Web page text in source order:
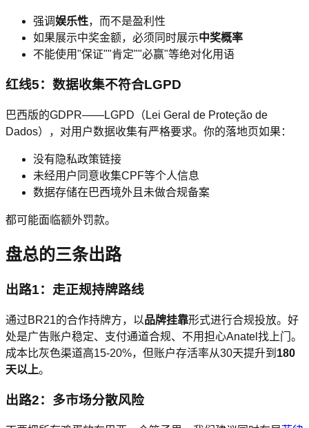
强调娱乐性，而不是盈利性
如果展示中奖金额，必须同时展示中奖概率
不能使用"保证""肯定""必赢"等绝对化用语
红线5：数据收集不符合LGPD
巴西版的GDPR——LGPD（Lei Geral de Proteção de
Dados），对用户数据收集有严格要求。你的落地页如果：
没有隐私政策链接
未经用户同意收集CPF等个人信息
数据存储在巴西境外且未做合规备案
都可能面临额外罚款。
盘总的三条出路
出路1：走正规持牌路线
通过BR21的合作持牌方，以品牌挂靠形式进行合规投放。好
处是广告账户稳定、支付通道合规、不用担心Anatel找上门。
成本比灰色渠道高15-20%，但账户存活率从30天提升到 180
天以上。
出路2：多市场分散风险